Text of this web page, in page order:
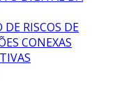
DE RISCOS DE
CONEXAS